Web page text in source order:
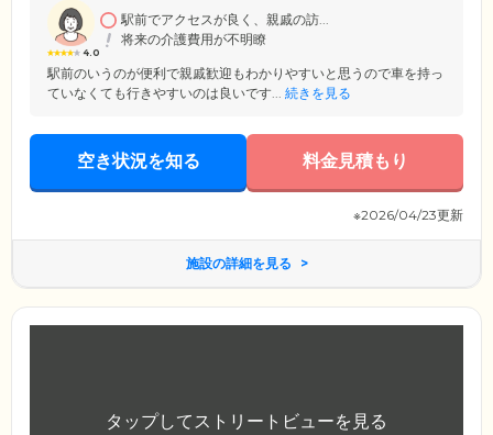
4.0
駅前でアクセスが良く、親戚の訪...
将来の介護費用が不明瞭
駅前のいうのが便利で親戚歓迎もわかりやすいと思うので車を持っ
ていなくても行きやすいのは良いです... 続きを見る
空き状況を知る 料金見積もり
※2026/04/23更新
施設の詳細を見る